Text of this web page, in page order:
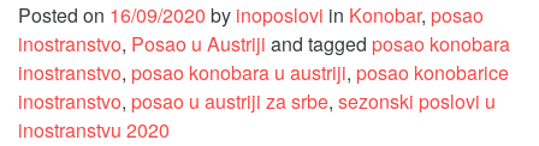
Posted on 16/09/2020 by inoposlovi in Konobar, posao
inostranstvo, Posao u Austriji and tagged posao konobara
inostranstvo, posao konobara u austriji, posao konobarice
inostranstvo, posao u austriji za srbe, sezonski poslovi u
inostranstvu 2020